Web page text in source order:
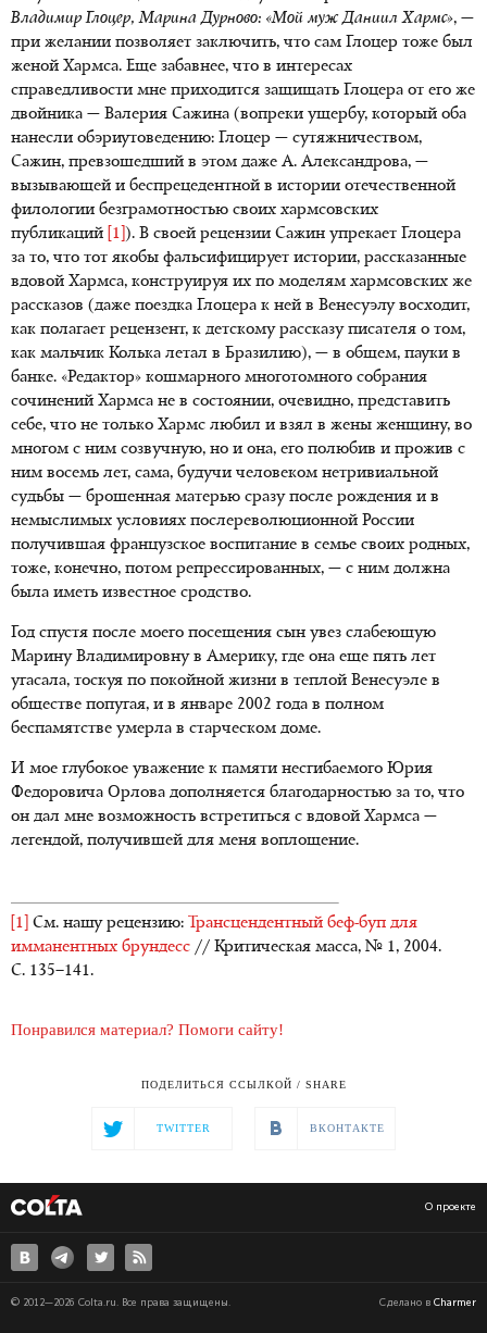
Владимир Глоцер, Марина Дурново: «Мой муж Даниил Хармс», —
при желании позволяет заключить, что сам Глоцер тоже был
женой Хармса. Еще забавнее, что в интересах
справедливости мне приходится защищать Глоцера от его же
двойника — Валерия Сажина (вопреки ущербу, который оба
нанесли обэриутоведению: Глоцер — сутяжничеством,
Сажин, превзошедший в этом даже А. Александрова, —
вызывающей и беспрецедентной в истории отечественной
филологии безграмотностью своих хармсовских
публикаций [1] ). В своей рецензии Сажин упрекает Глоцера
за то, что тот якобы фальсифицирует истории, рассказанные
вдовой Хармса, конструируя их по моделям хармсовских же
рассказов (даже поездка Глоцера к ней в Венесуэлу восходит,
как полагает рецензент, к детскому рассказу писателя о том,
как мальчик Колька летал в Бразилию), — в общем, пауки в
банке. «Редактор» кошмарного многотомного собрания
сочинений Хармса не в состоянии, очевидно, представить
себе, что не только Хармс любил и взял в жены женщину, во
многом с ним созвучную, но и она, его полюбив и прожив с
ним восемь лет, сама, будучи человеком нетривиальной
судьбы — брошенная матерью сразу после рождения и в
немыслимых условиях послереволюционной России
получившая французское воспитание в семье своих родных,
тоже, конечно, потом репрессированных, — с ним должна
была иметь известное сродство.
Год спустя после моего посещения сын увез слабеющую
Марину Владимировну в Америку, где она еще пять лет
угасала, тоскуя по покойной жизни в теплой Венесуэле в
обществе попугая, и в январе 2002 года в полном
беспамятстве умерла в старческом доме.
И мое глубокое уважение к памяти несгибаемого Юрия
Федоровича Орлова дополняется благодарностью за то, что
он дал мне возможность встретиться с вдовой Хармса —
легендой, получившей для меня воплощение.
[1] См. нашу рецензию: Трансцендентный беф-буп для
имманентных брундесс // Критическая масса, № 1, 2004.
С. 135–141.
Понравился материал? Помоги сайту!
ПОДЕЛИТЬСЯ ССЫЛКОЙ / SHARE
TWITTER ВКОНТАКТЕ
О проекте
© 2012—2026 Colta.ru. Все права защищены. Сделано в Charmer